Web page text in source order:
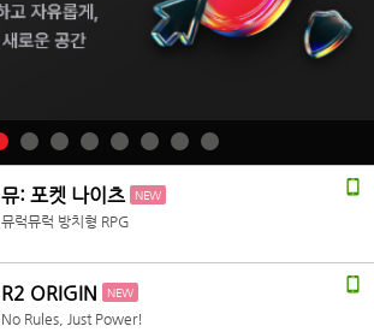
뮤: 포켓 나이츠 NEW
뮤럭뮤럭 방치형 RPG
R2 ORIGIN NEW
No Rules, Just Power!